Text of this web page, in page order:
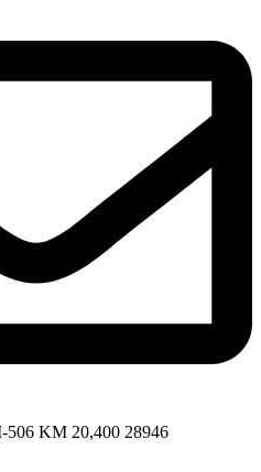
506 KM 20,400 28946